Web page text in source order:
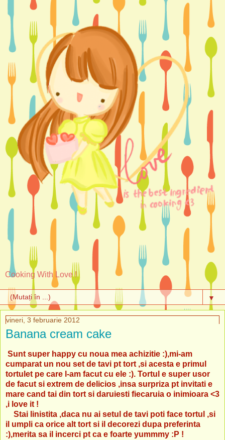
Cooking With Love !
▼
vineri, 3 februarie 2012
Banana cream cake
Sunt super happy cu noua mea achizitie :),mi-am
cumparat un nou set de tavi pt tort ,si acesta e primul
tortulet pe care l-am facut cu ele :). Tortul e super usor
de facut si extrem de delicios ,insa surpriza pt invitati e
mare cand tai din tort si daruiesti fiecaruia o inimioara <3
,i love it !
Stai linistita ,daca nu ai setul de tavi poti face tortul ,si
il umpli ca orice alt tort si il decorezi dupa preferinta
:),merita sa il incerci pt ca e foarte yummmy :P !